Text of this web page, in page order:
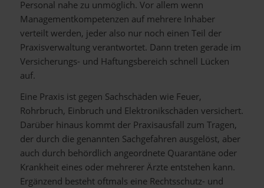
Personal nahe zu unmöglich. Vor allem wenn
Managementkompetenzen auf mehrere Inhaber
verteilt werden, jeder also nur noch einen Teil der
Praxisverwaltung verantwortet. Dann treten gerade im
Versicherungs- und Haftungsbereich schnell Lücken
auf.
Eine Praxis ist gegen Sachschäden wie Feuer,
Rohrbruch, Einbruch und Elektronikschäden versichert.
Darüber hinaus kommt der Praxisausfall zum Tragen,
der durch die genannten Sachgefahren ausgelöst, aber
auch durch behördlich angeordnete Quarantäne oder
Krankheit eines oder mehrerer Ärzte entstehen kann.
Ergänzend besteht oftmals eine Rechtsschutz- und